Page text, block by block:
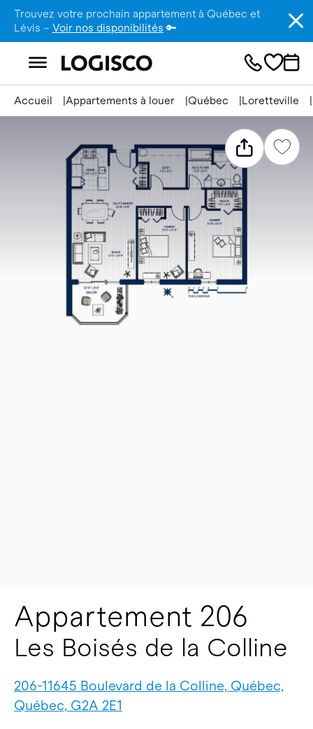
Trouvez votre prochain appartement à Québec et
Lévis – Voir nos disponibilités 🔑
Accueil Appartements à louer Québec Loretteville
Appartement 206
Les Boisés de la Colline
206-11645 Boulevard de la Colline, Québec,
Québec, G2A 2E1